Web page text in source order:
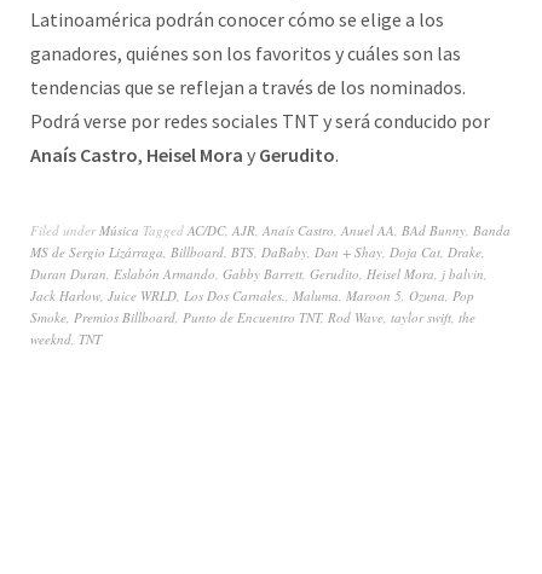
Latinoamérica podrán conocer cómo se elige a los
ganadores, quiénes son los favoritos y cuáles son las
tendencias que se reflejan a través de los nominados.
Podrá verse por redes sociales TNT y será conducido por
Anaís Castro, Heisel Mora y Gerudito.
Filed underMúsica Tagged AC/DC, AJR, Anaís Castro, Anuel AA, BAd Bunny, Banda
MS de Sergio Lizárraga, Billboard, BTS, DaBaby, Dan + Shay, Doja Cat, Drake,
Duran Duran, Eslabón Armando, Gabby Barrett, Gerudito, Heisel Mora, j balvin,
Jack Harlow, Juice WRLD, Los Dos Carnales., Maluma, Maroon 5, Ozuna, Pop
Smoke, Premios Billboard, Punto de Encuentro TNT, Rod Wave, taylor swift, the
weeknd, TNT